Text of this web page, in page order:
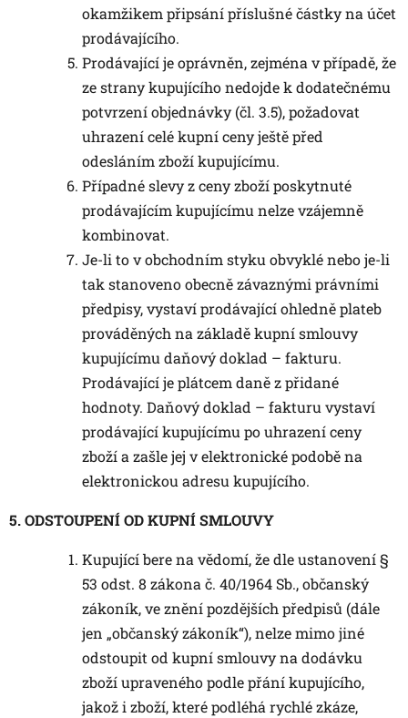
okamžikem připsání příslušné částky na účet
prodávajícího.
Prodávající je oprávněn, zejména v případě, že
ze strany kupujícího nedojde k dodatečnému
potvrzení objednávky (čl. 3.5), požadovat
uhrazení celé kupní ceny ještě před
odesláním zboží kupujícímu.
Případné slevy z ceny zboží poskytnuté
prodávajícím kupujícímu nelze vzájemně
kombinovat.
Je-li to v obchodním styku obvyklé nebo je-li
tak stanoveno obecně závaznými právními
předpisy, vystaví prodávající ohledně plateb
prováděných na základě kupní smlouvy
kupujícímu daňový doklad – fakturu.
Prodávající je plátcem daně z přidané
hodnoty. Daňový doklad – fakturu vystaví
prodávající kupujícímu po uhrazení ceny
zboží a zašle jej v elektronické podobě na
elektronickou adresu kupujícího.
5. ODSTOUPENÍ OD KUPNÍ SMLOUVY
Kupující bere na vědomí, že dle ustanovení §
53 odst. 8 zákona č. 40/1964 Sb., občanský
zákoník, ve znění pozdějších předpisů (dále
jen „občanský zákoník“), nelze mimo jiné
odstoupit od kupní smlouvy na dodávku
zboží upraveného podle přání kupujícího,
jakož i zboží, které podléhá rychlé zkáze,